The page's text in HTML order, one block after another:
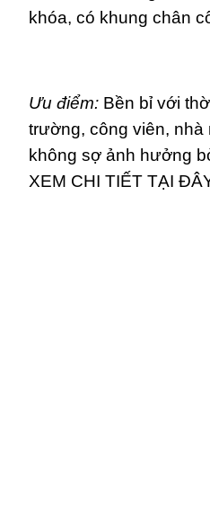
khóa, có khung chân
Ưu điểm:Bền bỉ với
trường, công viên, nhà
không sợ ảnh hưởng
XEM CHI TIẾT TẠI